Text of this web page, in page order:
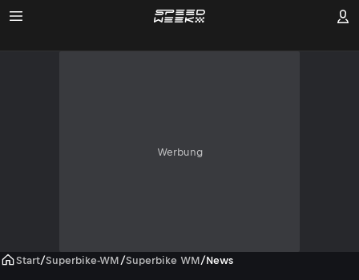
Werbung
Start/Superbike-WM /Superbike WM/News